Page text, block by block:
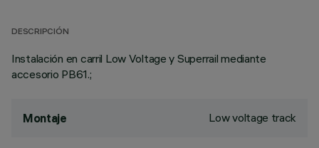
DESCRIPCIÓN
Instalación en carril Low Voltage y Superrail mediante
accesorio PB61.;
Montaje Low voltage track